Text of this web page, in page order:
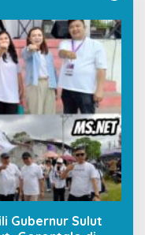
Gubernur Sulut